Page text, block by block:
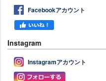
Facebookアカウント
Instagram
Instagramアカウント